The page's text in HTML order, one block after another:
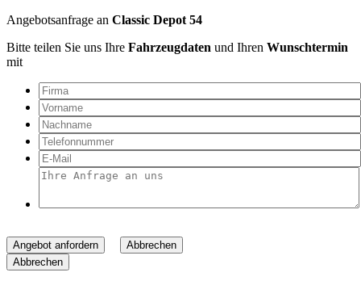
Angebotsanfrage an Classic Depot 54
Bitte teilen Sie uns Ihre Fahrzeugdaten und Ihren Wunschtermin
mit
Angebot anfordern
Abbrechen
Abbrechen